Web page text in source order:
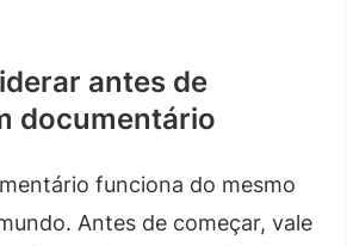
antes de
documentário
funciona do mesmo
Antes de começar, vale